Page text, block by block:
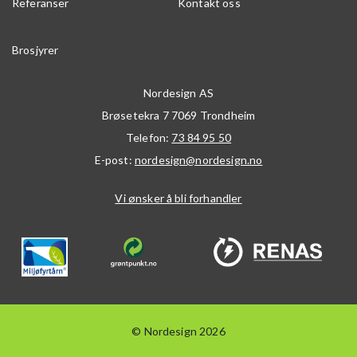
Referanser Kontakt oss
Brosjyrer
Nordesign AS
Brøsetekra 7 7069 Trondheim
Telefon: 73 84 95 50
E-post: nordesign@nordesign.no
Vi ønsker å bli forhandler
© Nordesign 2026